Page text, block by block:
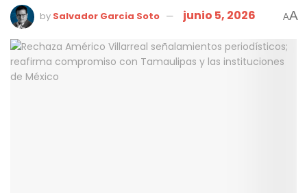
by Salvador Garcia Soto junio 5, 2026 AA